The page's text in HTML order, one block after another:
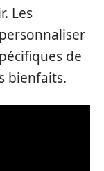
Les
de
bienfaits.